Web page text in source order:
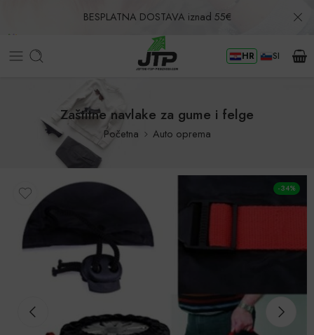
BESPLATNA DOSTAVA iznad 55€
Povrat u roku od 30 dana! HR SI
Zaštitne navlake za gume i felge
Početna Auto oprema
-34%